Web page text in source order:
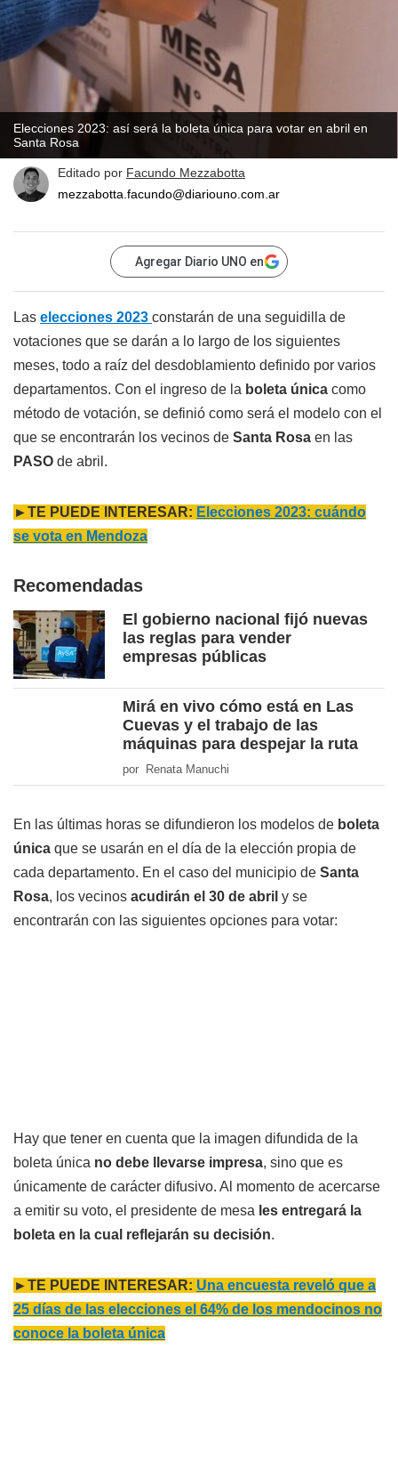
Elecciones 2023: así será la boleta única para votar en abril en
Santa Rosa
Editado por Facundo Mezzabotta
mezzabotta.facundo@diariouno.com.ar
Agregar Diario UNO en
Las elecciones 2023 constarán de una seguidilla de
votaciones que se darán a lo largo de los siguientes
meses, todo a raíz del desdoblamiento definido por varios
departamentos. Con el ingreso de la boleta única como
método de votación, se definió como será el modelo con el
que se encontrarán los vecinos de Santa Rosa en las
PASO de abril.
►TE PUEDE INTERESAR: Elecciones 2023: cuándo
se vota en Mendoza
Recomendadas
El gobierno nacional fijó nuevas
las reglas para vender
empresas públicas
Mirá en vivo cómo está en Las
Cuevas y el trabajo de las
máquinas para despejar la ruta
por Renata Manuchi
En las últimas horas se difundieron los modelos de boleta
única que se usarán en el día de la elección propia de
cada departamento. En el caso del municipio de Santa
Rosa, los vecinos acudirán el 30 de abril y se
encontrarán con las siguientes opciones para votar:
Hay que tener en cuenta que la imagen difundida de la
boleta única no debe llevarse impresa, sino que es
únicamente de carácter difusivo. Al momento de acercarse
a emitir su voto, el presidente de mesa les entregará la
boleta en la cual reflejarán su decisión.
►TE PUEDE INTERESAR: Una encuesta reveló que a
25 días de las elecciones el 64% de los mendocinos no
conoce la boleta única